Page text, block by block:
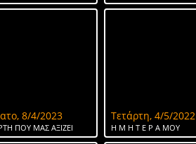
8/4/2023
ΠΟΥ ΜΑΣ ΑΞΙΖΕΙ
Τετάρτη, 4/5/2022
Η Μ Η Τ Ε Ρ Α ΜΟΥ